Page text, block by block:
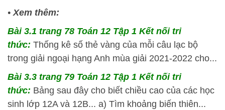
• Xem thêm:
Bài 3.1 trang 78 Toán 12 Tập 1 Kết nối tri
thức: Thống kê số thẻ vàng của mỗi câu lạc bộ
trong giải ngoại hạng Anh mùa giải 2021-2022 cho...
Bài 3.3 trang 79 Toán 12 Tập 1 Kết nối tri
thức: Bảng sau đây cho biết chiều cao của các học
sinh lớp 12A và 12B... a) Tìm khoảng biến thiên...